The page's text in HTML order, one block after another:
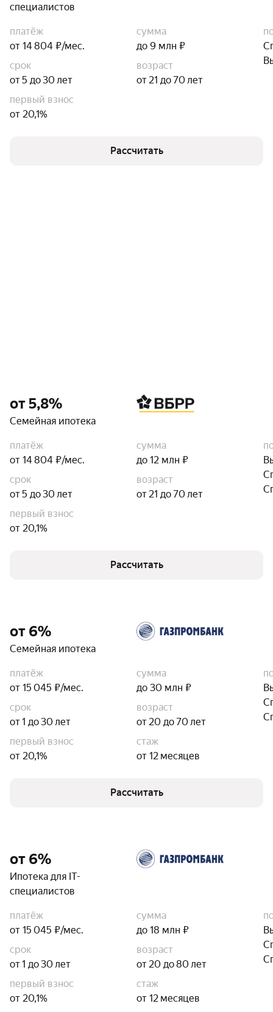
специалистов
платёж
от 14 804 ₽/мес.
сумма
до 9 млн ₽
срок
от 5 до 30 лет
возраст
от 21 до 70 лет
первый взнос
от 20,1%
Рассчитать
от 5,8%
Семейная ипотека
платёж
от 14 804 ₽/мес.
сумма
до 12 млн ₽
срок
от 5 до 30 лет
возраст
от 21 до 70 лет
первый взнос
от 20,1%
Рассчитать
от 6%
Семейная ипотека
платёж
от 15 045 ₽/мес.
сумма
до 30 млн ₽
срок
от 1 до 30 лет
возраст
от 20 до 70 лет
первый взнос
от 20,1%
стаж
от 12 месяцев
Рассчитать
от 6%
Ипотека для IT-
специалистов
платёж
от 15 045 ₽/мес.
сумма
до 18 млн ₽
срок
от 1 до 30 лет
возраст
от 20 до 80 лет
первый взнос
от 20,1%
стаж
от 12 месяцев